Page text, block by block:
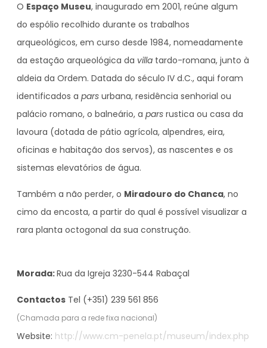
O Espaço Museu, inaugurado em 2001, reúne algum
do espólio recolhido durante os trabalhos
arqueológicos, em curso desde 1984, nomeadamente
da estação arqueológica da villa tardo-romana, junto à
aldeia da Ordem. Datada do século IV d.C., aqui foram
identificados a pars urbana, residência senhorial ou
palácio romano, o balneário, a pars rustica ou casa da
lavoura (dotada de pátio agrícola, alpendres, eira,
oficinas e habitação dos servos), as nascentes e os
sistemas elevatórios de água.
Também a não perder, o Miradouro do Chanca, no
cimo da encosta, a partir do qual é possível visualizar a
rara planta octogonal da sua construção.
Morada:Rua da Igreja 3230-544 Rabaçal
Contactos Tel (+351) 239 561 856
(Chamada para a rede fixa nacional)
Website: http://www.cm-penela.pt/museum/index.php